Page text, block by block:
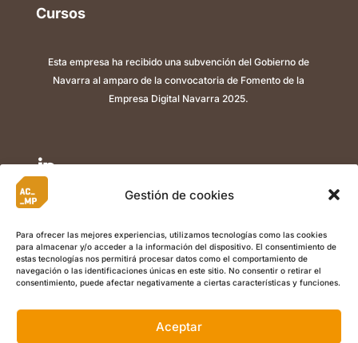
Gestión de cookies
Para ofrecer las mejores experiencias, utilizamos tecnologías como las cookies
para almacenar y/o acceder a la información del dispositivo. El consentimiento de
estas tecnologías nos permitirá procesar datos como el comportamiento de
navegación o las identificaciones únicas en este sitio. No consentir o retirar el
consentimiento, puede afectar negativamente a ciertas características y funciones.
Aceptar
Cursos
Esta empresa ha recibido una subvención del Gobierno de
Navarra al amparo de la convocatoria de Fomento de la
Empresa Digital Navarra 2025.


